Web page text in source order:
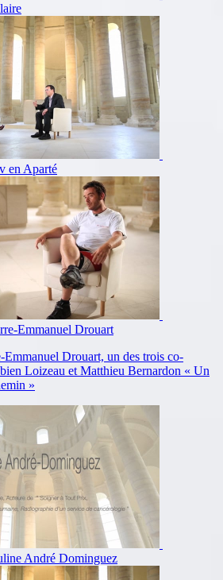
en Aparté
Emmanuel Drouart
Drouart, un des trois co-
Loizeau et Matthieu Bernardon « Un
»
André Dominguez